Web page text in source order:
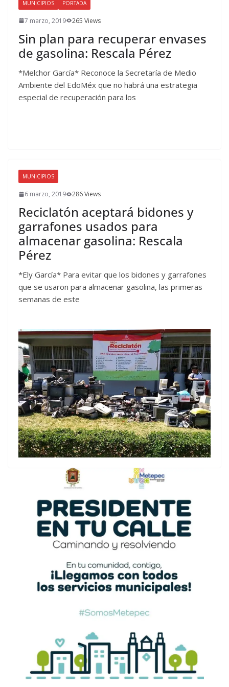
MUNICIPIOS PORTADA
7 marzo, 2019 265 Views
Sin plan para recuperar envases
de gasolina: Rescala Pérez
*Melchor García* Reconoce la Secretaría de Medio
Ambiente del EdoMéx que no habrá una estrategia
especial de recuperación para los
MUNICIPIOS
6 marzo, 2019 286 Views
Reciclatón aceptará bidones y
garrafones usados para
almacenar gasolina: Rescala
Pérez
*Ely García* Para evitar que los bidones y garrafones
que se usaron para almacenar gasolina, las primeras
semanas de este